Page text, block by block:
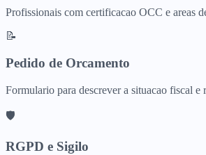
Profissionais com certificacao OCC e areas
📝
Pedido de Orcamento
Formulario para descrever a situacao fiscal e
🛡️
RGPD e Sigilo